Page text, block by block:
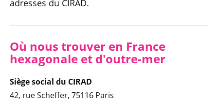
adresses du CIRAD.
Où nous trouver en France
hexagonale et d'outre-mer
Siège social du CIRAD
42, rue Scheffer, 75116 Paris